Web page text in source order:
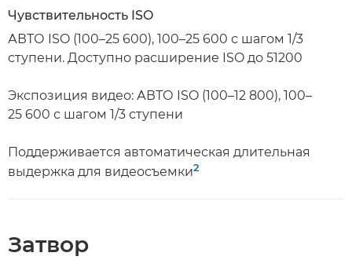
Чувствительность ISO
АВТО ISO (100–25 600), 100–25 600 с шагом 1/3
ступени. Доступно расширение ISO до 51200
Экспозиция видео: АВТО ISO (100–12 800), 100–
25 600 с шагом 1/3 ступени
Поддерживается автоматическая длительная
выдержка для видеосъемки2
Затвор